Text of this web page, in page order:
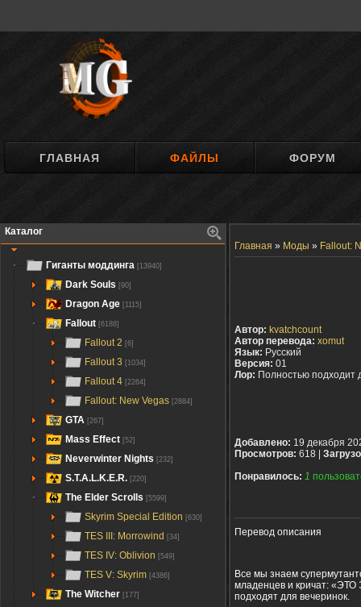
ГЛАВНАЯ ФАЙЛЫ ФОРУМ
Каталог
Гиганты моддинга [13940]
Dark Souls [90]
Dragon Age [1115]
Fallout [6188]
Fallout 2 [6]
Fallout 3 [1034]
Fallout 4 [2264]
Fallout: New Vegas [2884]
GTA [267]
Mass Effect [52]
Neverwinter Nights [232]
S.T.A.L.K.E.R. [220]
The Elder Scrolls [5599]
Skyrim Special Edition [630]
TES III: Morrowind [34]
TES IV: Oblivion [549]
TES V: Skyrim [4386]
The Witcher [177]
Главная » Моды » Fallout:
Автор: kvatchcount
Автор перевода: xomut
Язык: Русский
Версия: 01
Лор: Полностью подходит
Добавлено: 19 декабря
Просмотров: 618 |
Понравилось: 1
Перевод описания
Все мы знаем
младенцев и кричат:
подходят для вечеринок.